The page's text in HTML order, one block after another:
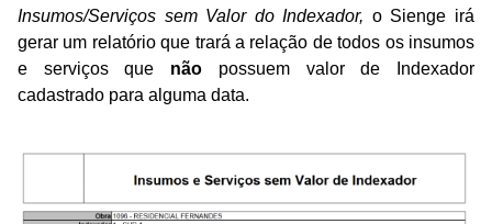
Insumos/Serviços sem Valor do Indexador, o Sienge irá
gerar um relatório que trará a relação de todos os insumos
e serviços que não possuem valor de Indexador
cadastrado para alguma data.